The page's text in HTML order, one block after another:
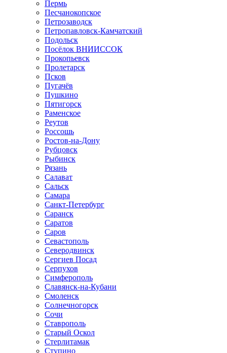
Пермь
Песчанокопское
Петрозаводск
Петропавловск-Камчатский
Подольск
Посёлок ВНИИССОК
Прокопьевск
Пролетарск
Псков
Пугачёв
Пушкино
Пятигорск
Раменское
Реутов
Россошь
Ростов-на-Дону
Рубцовск
Рыбинск
Рязань
Салават
Сальск
Самара
Санкт-Петербург
Саранск
Саратов
Саров
Севастополь
Северодвинск
Сергиев Посад
Серпухов
Симферополь
Славянск-на-Кубани
Смоленск
Солнечногорск
Сочи
Ставрополь
Старый Оскол
Стерлитамак
Ступино